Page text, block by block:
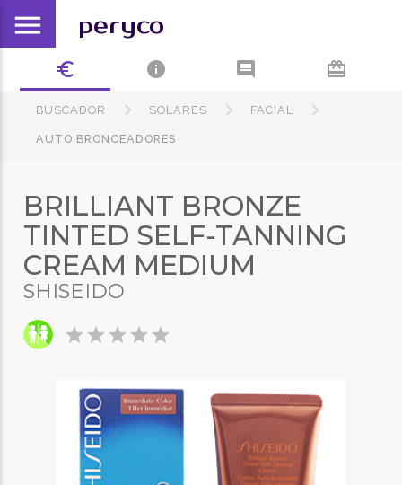
menu peryco
euro_symbol info comment card_giftcard
BUSCADOR SOLARES FACIAL
AUTO BRONCEADORES
BRILLIANT BRONZE
TINTED SELF-TANNING
CREAM MEDIUM
SHISEIDO
starstarstarstarstar